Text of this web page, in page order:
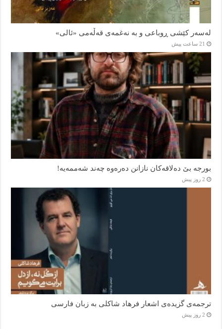
لەسەر کێشی ڕوباعی و به نەغمەی قەڵەمی «ئالی»
21 ساعت پیش
بورجە بێ دەلاقەکان نازانن دەرەوە چەند شەممەیە!
2 روز پیش
ترجمه‌ی گزیده‌‌ی اشعار فرهاد شاکلی به زبان فارسی
2 روز پیش